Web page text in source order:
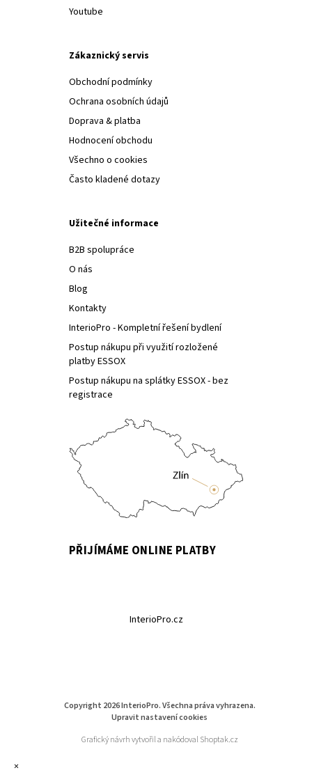
Youtube
Zákaznický servis
Obchodní podmínky
Ochrana osobních údajů
Doprava & platba
Hodnocení obchodu
Všechno o cookies
Často kladené dotazy
Užitečné informace
B2B spolupráce
O nás
Blog
Kontakty
InterioPro - Kompletní řešení bydlení
Postup nákupu při využití rozložené
platby ESSOX
Postup nákupu na splátky ESSOX - bez
registrace
PŘIJÍMÁME ONLINE PLATBY
InterioPro.cz
Copyright 2026InterioPro. Všechna práva vyhrazena.
Upravit nastavení cookies
Grafický návrh vytvořil a nakódoval Shoptak.cz
×